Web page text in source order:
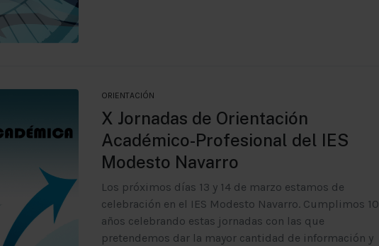
ORIENTACIÓN
X Jornadas de Orientación
Académico-Profesional del IES
Modesto Navarro
Los próximos días 13 y 14 de marzo estamos de
celebración en el IES Modesto Navarro. Cumplimos 10
años celebrando estas jornadas con las que
pretendemos dar la mayor cantidad de información y